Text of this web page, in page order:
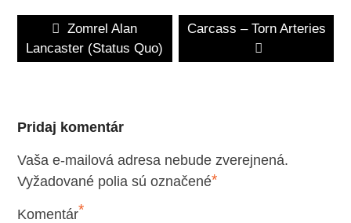
Navigácia
článku
Previous
post:
Zomrel Alan
Lancaster (Status Quo)
Next
Carcass – Torn Arteries
Pridaj komentár
Vaša e-mailová adresa nebude zverejnená.
Vyžadované polia sú označené*
Komentár*